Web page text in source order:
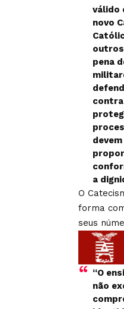
válido
novo
pena
a
O
forma
seus
“O
não